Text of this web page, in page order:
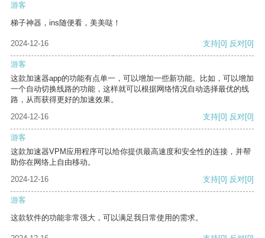
游客
梯子神器，ins随便看，美美哒！
2024-12-16 支持[0] 反对[0]
游客
这款加速器app的功能有点单一，可以增加一些新功能。比如，可以增加
一个自动切换线路的功能，这样就可以根据网络情况自动选择最优的线
路，从而获得更好的加速效果。
2024-12-16
支持[0] 反对[0]
游客
这款加速器VPM应用程序可以给你提供最高速度和安全性的连接，并帮
助你在网络上自由移动。
2024-12-16
支持[0] 反对[0]
游客
这款软件的功能非常强大，可以满足我日常使用的需求。